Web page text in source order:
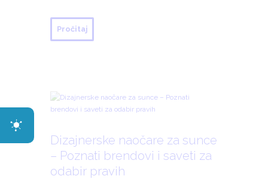
Pročitaj
Dizajnerske naočare za sunce
– Poznati brendovi i saveti za
odabir pravih